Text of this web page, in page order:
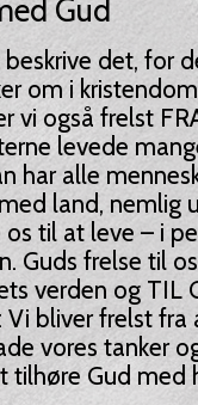
Gud
det, for
om i
vi også frelst
levede
har alle
land, nemlig
os til at leve – i
Guds frelse til
verden og TIL
bliver frelst
vores tanker
Gud med